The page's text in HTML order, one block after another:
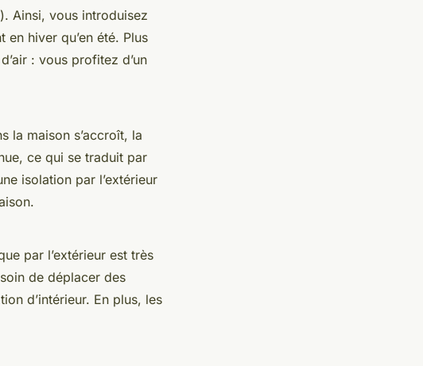
Ainsi, vous introduisez
hiver qu’en été. Plus
: vous profitez d’un
la maison s’accroît, la
ce qui se traduit par
isolation par l’extérieur
par l’extérieur est très
de déplacer des
d’intérieur. En plus, les